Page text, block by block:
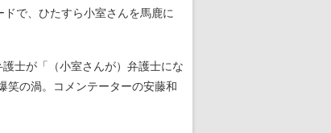
で、ひたすら小室さんを馬鹿に
士が「（小室さんが）弁護士にな
笑の渦。コメンテーターの安藤和